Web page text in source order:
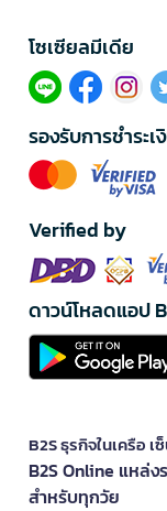
โซเซียลมีเดีย​
รองรับการชำระเ
Verified by
ดาวน์โหลดแอป
B2S ธุรกิจในเครือ
B2S Online แหล่ง
สำหรับทุกวัย